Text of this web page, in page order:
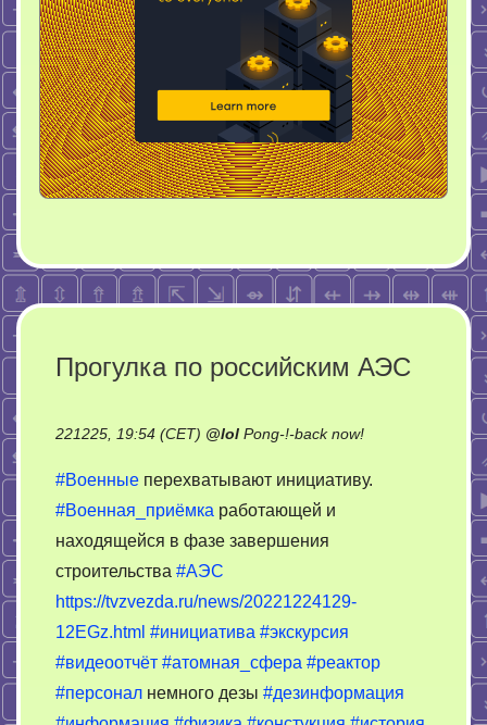
Прогулка по российским АЭС
221225, 19:54 (CET) @lol Pong-!-back now!on
по
#Военные перехватывают инициативу.
#Военная_приёмка работающей и
находящейся в фазе завершения
строительства #АЭС
https://tvzvezda.ru/news/20221224129-
12EGz.html #инициатива #экскурсия
#видеоотчёт #атомная_сфера #реактор
#персонал немного дезы #дезинформация